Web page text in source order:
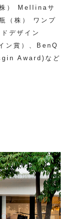
株） Mellinaサ
（株） ワンプ
デザイン
ン賞）、BenQ
Award)など